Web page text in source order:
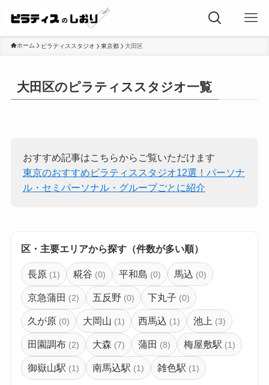
ホーム ピラティススタジオ 東京都 大田区
大田区のピラティススタジオ一覧
おすすめ記事はこちらからご覧いただけます
東京のおすすめピラティススタジオ12選！パーソナ
ル・セミパーソナル・グループごとに紹介
区・主要エリアから探す（件数が多い順）
長原 (1) 糀谷 (0) 平和島 (0) 馬込 (0)
京急蒲田 (2) 五反野 (0) 下丸子 (0)
久が原 (0) 大岡山 (1) 西馬込 (1) 池上 (3)
田園調布 (2) 大森 (7) 蒲田 (8) 梅屋敷駅 (1)
御嶽山駅 (1) 南馬込駅 (1) 雑色駅 (1)